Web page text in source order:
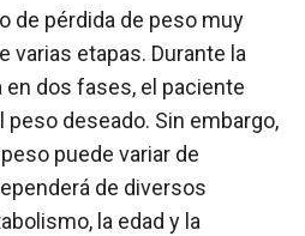
de pérdida de peso muy
varias etapas. Durante la
en dos fases, el paciente
peso deseado. Sin embargo,
puede variar de
de diversos
la edad y la